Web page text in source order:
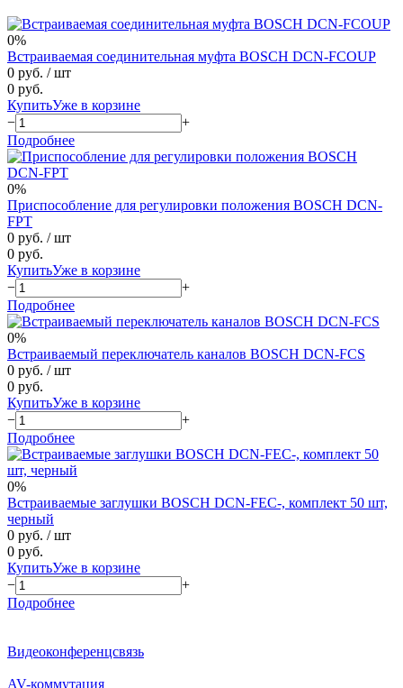
0%
Встраиваемая соединительная муфта BOSCH DCN-FCOUP
0 руб. / шт
0 руб.
КупитьУже в корзине
−
+
Подробнее
0%
Приспособление для регулировки положения BOSCH DCN-
FPT
0 руб. / шт
0 руб.
КупитьУже в корзине
−
+
Подробнее
0%
Встраиваемый переключатель каналов BOSCH DCN-FCS
0 руб. / шт
0 руб.
КупитьУже в корзине
−
+
Подробнее
0%
Встраиваемые заглушки BOSCH DCN-FEC-, комплект 50 шт,
черный
0 руб. / шт
0 руб.
КупитьУже в корзине
−
+
Подробнее
Видеоконференцсвязь
AV-коммутация